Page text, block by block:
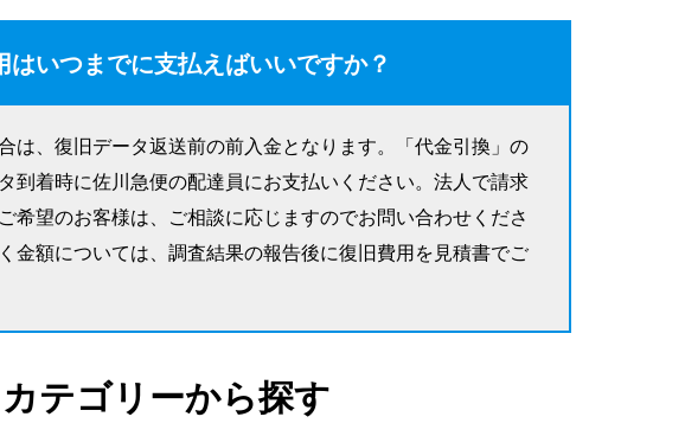
はいつまでに支払えばいいですか？
は、復旧データ返送前の前入金となります。「代金引換」の
到着時に佐川急便の配達員にお支払いください。法人で請求
希望のお客様は、ご相談に応じますのでお問い合わせくださ
金額については、調査結果の報告後に復旧費用を見積書でご
カテゴリーから探す